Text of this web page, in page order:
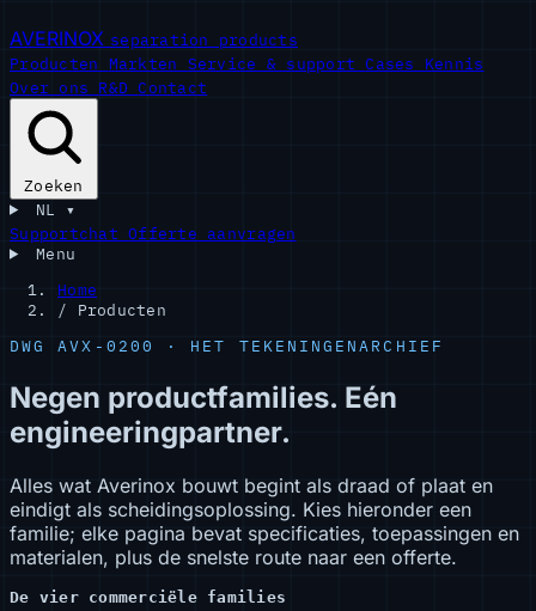
AVERINOX separation products
Producten Markten Service & support Cases Kennis
Over ons R&D Contact
Zoeken
NL ▾
SupportchatOfferte aanvragen
Menu
Home
/
Producten
DWG AVX-0200 · HET TEKENINGENARCHIEF
Negen productfamilies. Eén
engineeringpartner.
Alles wat Averinox bouwt begint als draad of plaat en
eindigt als scheidingsoplossing. Kies hieronder een
familie; elke pagina bevat specificaties, toepassingen en
materialen, plus de snelste route naar een offerte.
De vier commerciële families